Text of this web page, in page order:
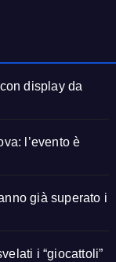
display da
l’evento è
già superato i
i “giocattoli”